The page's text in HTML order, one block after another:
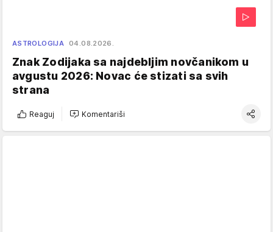
ASTROLOGIJA 04.08.2026.
Znak Zodijaka sa najdebljim novčanikom u
avgustu 2026: Novac će stizati sa svih
strana
Reaguj Komentariši